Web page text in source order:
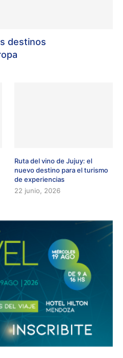
destinos
Ruta del vino de Jujuy: el
nuevo destino para el turismo
de experiencias
22 junio, 2026